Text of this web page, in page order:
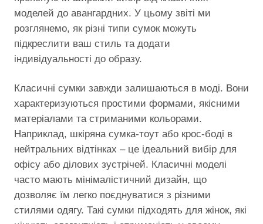
моделей до авангардних. У цьому звіті ми
розглянемо, як різні типи сумок можуть
підкреслити ваш стиль та додати
індивідуальності до образу.
Класичні сумки завжди залишаються в моді. Вони
характеризуються простими формами, якісними
матеріалами та стриманими кольорами.
Наприклад, шкіряна сумка-тоут або крос-боді в
нейтральних відтінках – це ідеальний вибір для
офісу або ділових зустрічей. Класичні моделі
часто мають мінімалістичний дизайн, що
дозволяє їм легко поєднуватися з різними
стилями одягу. Такі сумки підходять для жінок, які